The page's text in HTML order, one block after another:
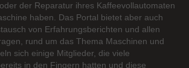
der Reparatur ihres Kaffeevollautomaten
haben. Das Portal bietet aber auch
von Erfahrungsberichten und allen
rund um das Thema Maschinen und
sich einige Mitglieder, die viele
in den Fingern hatten und diese